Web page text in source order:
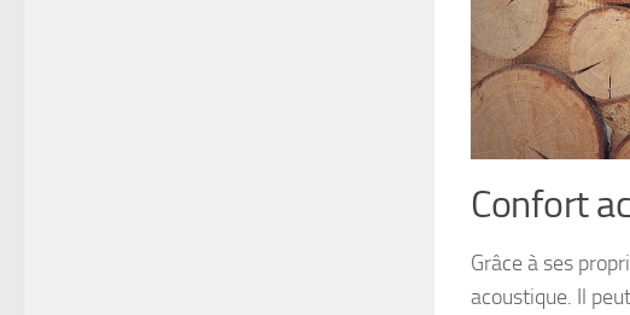
Confort
Grâce à ses
acoustique. Il